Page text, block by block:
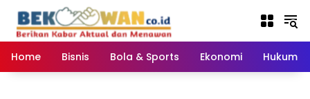
konten
Home
Bisnis Bola & Sports Ekonomi Hukum